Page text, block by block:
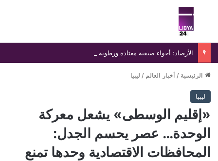
بحث عن
الأرصاد: أجواء صيفية معتادة ورطوبة مرتفعة على السواحل
الرئيسية / أخبار العالم / ليبيا
ليبيا
«إقليم الوسطى» يشعل معركة
الوحدة… عصر يحسم الجدل:
المحافظات الاقتصادية وحدها تمنع